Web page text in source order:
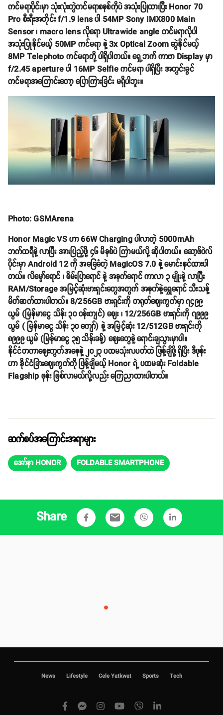
ကင်မရာပိုင်းမှာ သုံးလုံးတွဲကင်မရာစနစ်ကိုပဲ အသုံးပြုထားပြီး Honor 70
Pro စီးရီးအတိုင်း f/1.9 lens ပါ 54MP Sony IMX800 Main
Sensor ၊ macro lens လိုရော Ultrawide angle ကင်မရာလိုပါ
အသုံးပြုနိုင်မယ့် 50MP ကင်မရာ နဲ့ 3x Optical Zoom ဆွဲနိုင်မယ့်
8MP Telephoto ကင်မရာတို့ ပါရှိပါတယ်။ ရှေ့ဘက် ကာဗာ Display မှာ
f/2.45 aperture ပါ 16MP Selfie ကင်မရာ ပါရှိပြီး အတွင်းခွင်
ကင်မရာအကြောင်းတော့ ပြောကြားခြင်း မရှိပါဘူး။
Photo: GSMArena
Honor Magic VS ဟာ 66W Charging ပါလာတဲ့ 5000mAh
ဘက်ထရီနဲ့ လာပြီး အားပြည့်ဖို့ ၄၆ မိနစ်ပဲ ကြာမယ်လို့ ဆိုပါတယ်။ ဆော့ဖ်ဝဲလ်
ပိုင်းမှာ Android 12 ကို အခြေခံတဲ့ MagicOS 7.0 နဲ့ မောင်းနှင်ထားပါ
တယ်။ လိမ္မော်ရောင် ၊ စိမ်းပြာရောင် နဲ့ အနက်ရောင် ကာလာ ၃ မျိုးနဲ့ လာပြီး
RAM/Storage အမြင့်ဆုံးဗားရှင်းတွေအတွက် အနက်နဲ့ရွှေရောင် သီးသန့်
မိတ်ဆက်ထားပါတယ်။ 8/256GB ဗားရှင်းကို တရုတ်ဈေးကွက်မှာ ၇၄၉၉
ယွမ် (မြန်မာငွေ သိန်း ၃၀ ဝန်းကျင်) ဈေး ၊ 12/256GB ဗားရှင်းကို ၇၉၉၉
ယွမ် ( မြန်မာငွေ သိန်း ၃၀ ကျော်) နဲ့ အမြင့်ဆုံး 12/512GB ဗားရှင်းကို
၈၉၉၉ ယွမ် (မြန်မာငွေ ၃၅ သိန်းခန့်) ဈေးတွေနဲ့ ရောင်းချသွားမှာပါ။
နိုင်ငံတကာဈေးကွက်အနေနဲ့ ၂၀၂၃ ပထမသုံးလပတ်ထဲ ဖြန့်ချိဖို့ ရှိပြီး ဒီဖုန်း
ဟာ နိုင်ငံခြားဈေးကွက်ကို ဖြန့်ချိမယ့် Honor ရဲ့ ပထမဆုံး Foldable
Flagship ဖုန်း ဖြစ်လာမယ်လို့လည်း ကြေညာထားပါတယ်။
ဆက်စပ်အကြောင်းအရာများ
အော်နာ HONOR FOLDABLE SMARTPHONE
Share email
News Lifestyle Cele Yatkwat Sports Tech